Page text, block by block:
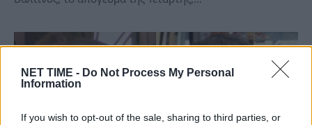
NET TIME - Do Not Process My Personal
Information
If you wish to opt-out of the sale, sharing to third parties, or